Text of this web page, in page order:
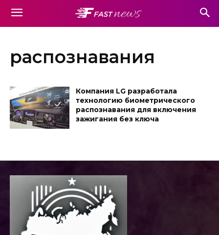
распознавания
Компания LG разработала
технологию биометрического
распознавания для включения
зажигания без ключа